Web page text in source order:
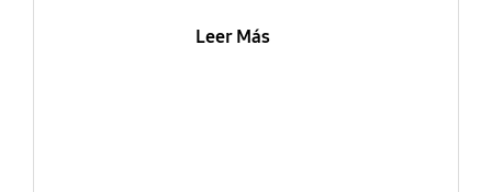
Leer Más